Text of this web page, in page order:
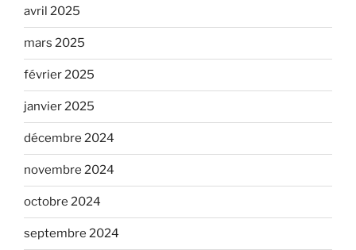
avril 2025
mars 2025
février 2025
janvier 2025
décembre 2024
novembre 2024
octobre 2024
septembre 2024